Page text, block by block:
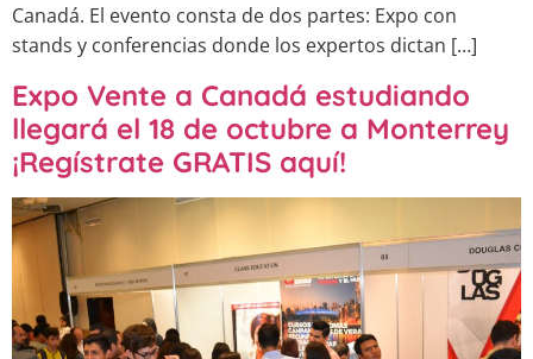
Canadá. El evento consta de dos partes: Expo con
stands y conferencias donde los expertos dictan […]
Expo Vente a Canadá estudiando
llegará el 18 de octubre a Monterrey
¡Regístrate GRATIS aquí!